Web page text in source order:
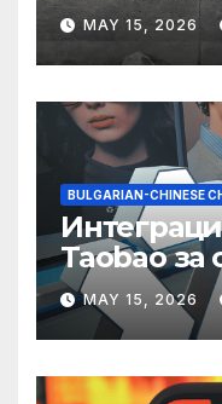
MAY 15, 2026
BULGARIAN-CHINESE
Taobao за
MAY 15, 2026